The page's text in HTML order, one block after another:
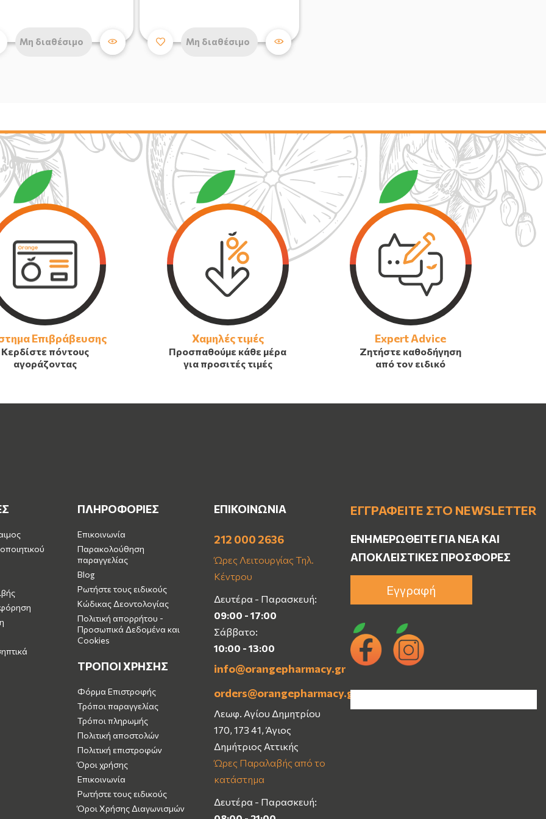
Μη διαθέσιμο Μη διαθέσιμο
Επιβράβευσης
Κερδίστε πόντους
αγοράζοντας
Χαμηλές τιμές
Προσπαθούμε κάθε μέρα
για προσιτές τιμές
Expert Advice
Ζητήστε καθοδήγηση
από τον ειδικό
ΠΛΗΡΟΦΟΡΙΕΣ
Επικοινωνία
Παρακολούθηση
παραγγελίας
Blog
Ρωτήστε τους ειδικούς
Κώδικας Δεοντολογίας
Πολιτική απορρήτου -
Προσωπικά Δεδομένα και
Cookies
ΤΡΟΠΟΙ ΧΡΗΣΗΣ
Φόρμα Επιστροφής
Τρόποι παραγγελίας
Τρόποι πληρωμής
Πολιτική αποστολών
Πολιτική επιστροφών
Όροι χρήσης
Επικοινωνία
Ρωτήστε τους ειδικούς
Όροι Χρήσης Διαγωνισμών
ΕΠΙΚΟΙΝΩΝΙΑ
212 000 2636
Ώρες Λειτουργίας Τηλ.
Κέντρου
Δευτέρα - Παρασκευή:
09:00 - 17:00
Σάββατο:
10:00 - 13:00
info@orangepharmacy.gr
orders@orangepharmacy.gr
Λεωφ. Αγίου Δημητρίου
170, 173 41, Άγιος
Δημήτριος Αττικής
Ώρες Παραλαβής από το
κατάστημα
Δευτέρα - Παρασκευή:
ΕΓΓΡΑΦΕΊΤΕ ΣΤΟ NEWSLETTER
ΕΝΗΜΕΡΩΘΕΊΤΕ ΓΙΑ ΝΈΑ ΚΑΙ
ΑΠΟΚΛΕΙΣΤΙΚΈΣ ΠΡΟΣΦΟΡΈΣ
Εγγραφή